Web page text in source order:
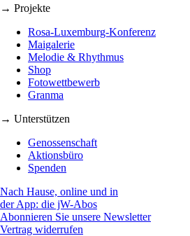
→ Projekte
Rosa-Luxemburg-Konferenz
Maigalerie
Melodie & Rhythmus
Shop
Fotowettbewerb
Granma
→ Unterstützen
Genossenschaft
Aktionsbüro
Spenden
Nach Hause, online und in
der App: die jW-Abos
Abonnieren Sie unsere Newsletter
Vertrag widerrufen